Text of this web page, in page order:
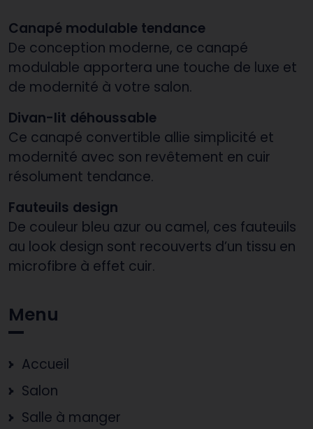
Canapé modulable tendance
De conception moderne, ce canapé
modulable apportera une touche de luxe et
de modernité à votre salon.
Divan-lit déhoussable
Ce canapé convertible allie simplicité et
modernité avec son revêtement en cuir
résolument tendance.
Fauteuils design
De couleur bleu azur ou camel, ces fauteuils
au look design sont recouverts d’un tissu en
microfibre à effet cuir.
Menu
Accueil
Salon
Salle à manger